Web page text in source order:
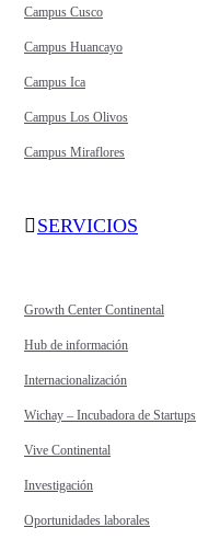
Campus Cusco
Campus Huancayo
Campus Ica
Campus Los Olivos
Campus Miraflores
SERVICIOS
Growth Center Continental
Hub de información
Internacionalización
Wichay – Incubadora de Startups
Vive Continental
Investigación
Oportunidades laborales